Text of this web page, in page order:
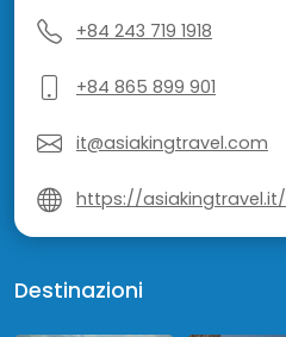
+84 243 719 1918
+84 865 899 901
it@asiakingtravel.com
https://asiakingtravel.it/
Destinazioni